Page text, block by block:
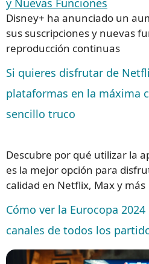
Disney+ ha anunciado un
sus suscripciones y nuevas
reproducción continuas
Si quieres disfrutar de
plataformas en la máxima
sencillo truco
Descubre por qué utilizar la
es la mejor opción para
calidad en Netflix, Max y más
Cómo ver la Eurocopa
canales de todos los